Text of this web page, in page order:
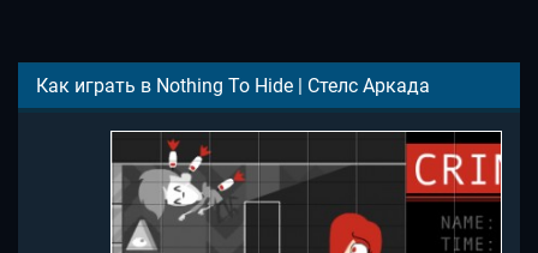
Как играть в Nothing To Hide | Стелс Аркада